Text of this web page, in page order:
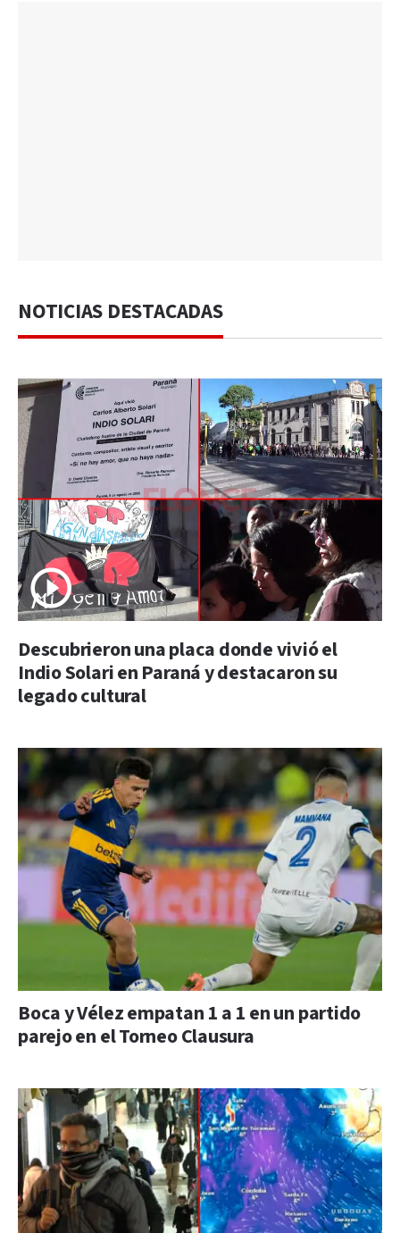
NOTICIAS DESTACADAS
Descubrieron una placa donde vivió el
Indio Solari en Paraná y destacaron su
legado cultural
Boca y Vélez empatan 1 a 1 en un partido
parejo en el Torneo Clausura